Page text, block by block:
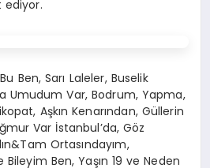
Ben, Sarı Laleler, Buselik
Umudum Var, Bodrum, Yapma,
Aşkın Kenarından, Güllerin
Var İstanbul’da, Göz
Ortasındayım,
Bileyim Ben, Yaşın 19 ve Neden